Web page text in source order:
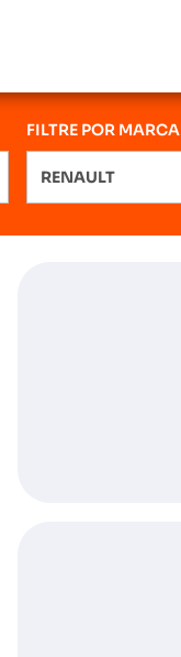
FILTRE POR MARCA
RENAULT